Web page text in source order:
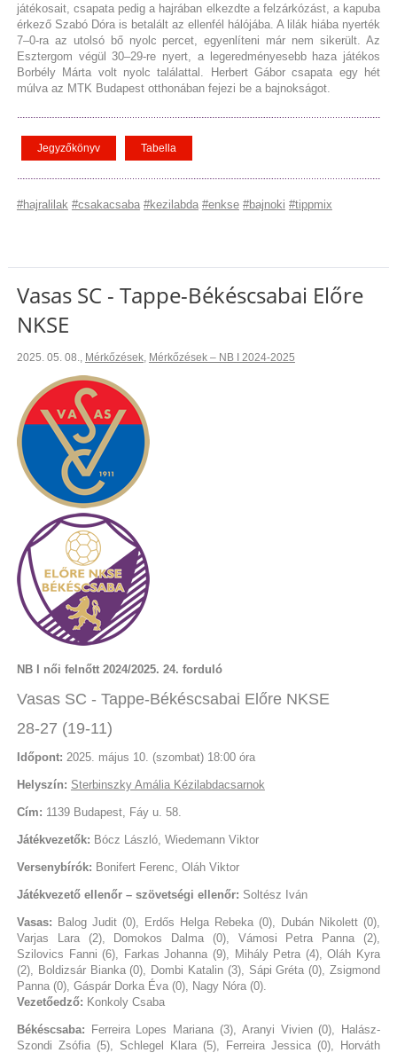
játékosait, csapata pedig a hajrában elkezdte a felzárkózást, a kapuba
érkező Szabó Dóra is betalált az ellenfél hálójába. A lilák hiába nyerték
7–0-ra az utolsó bő nyolc percet, egyenlíteni már nem sikerült. Az
Esztergom végül 30–29-re nyert, a legeredményesebb haza játékos
Borbély Márta volt nyolc találattal. Herbert Gábor csapata egy hét
múlva az MTK Budapest otthonában fejezi be a bajnokságot.
Jegyzőkönyv Tabella
#hajralilak #csakacsaba #kezilabda #enkse #bajnoki #tippmix
Vasas SC - Tappe-Békéscsabai Előre
NKSE
2025. 05. 08., Mérkőzések, Mérkőzések – NB I 2024-2025
NB I női felnőtt 2024/2025. 24. forduló
Vasas SC - Tappe-Békéscsabai Előre NKSE
28-27 (19-11)
Időpont: 2025. május 10. (szombat) 18:00 óra
Helyszín: Sterbinszky Amália Kézilabdacsarnok
Cím: 1139 Budapest, Fáy u. 58.
Játékvezetők: Bócz László, Wiedemann Viktor
Versenybírók: Bonifert Ferenc, Oláh Viktor
Játékvezető ellenőr – szövetségi ellenőr: Soltész Iván
Vasas: Balog Judit (0), Erdős Helga Rebeka (0), Dubán Nikolett (0),
Varjas Lara (2), Domokos Dalma (0), Vámosi Petra Panna (2),
Szilovics Fanni (6), Farkas Johanna (9), Mihály Petra (4), Oláh Kyra
(2), Boldizsár Bianka (0), Dombi Katalin (3), Sápi Gréta (0), Zsigmond
Panna (0), Gáspár Dorka Éva (0), Nagy Nóra (0).
Vezetőedző: Konkoly Csaba
Békéscsaba:
Ferreira Lopes Mariana (3), Aranyi Vivien (0), Halász-
Szondi Zsófia (5), Schlegel Klara (5), Ferreira Jessica (0), Horváth